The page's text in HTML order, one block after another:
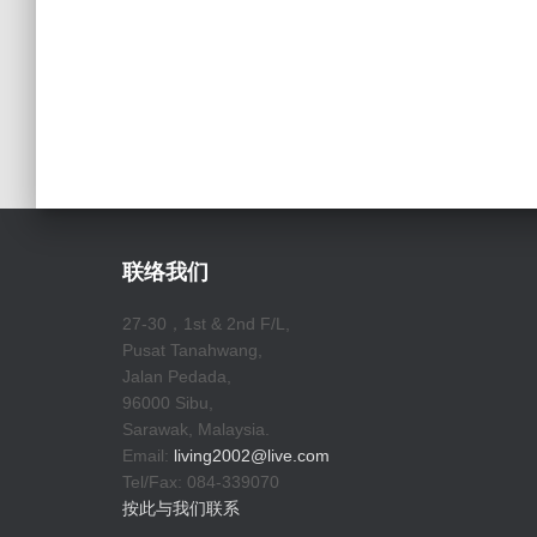
联络我们
27-30，1st & 2nd F/L,
Pusat Tanahwang,
Jalan Pedada,
96000 Sibu,
Sarawak, Malaysia.
Email: living2002@live.com
Tel/Fax: 084-339070
按此与我们联系